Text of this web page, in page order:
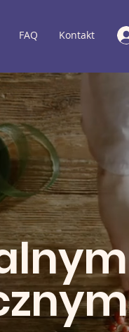
FAQ Kontakt